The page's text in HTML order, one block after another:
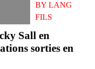
BY LANG
FILS
Sall en
sorties en